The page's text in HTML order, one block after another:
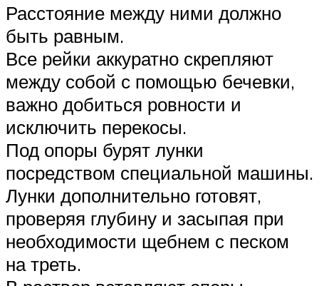
Расстояние между ними должно
быть равным.
Все рейки аккуратно скрепляют
между собой с помощью бечевки,
важно добиться ровности и
исключить перекосы.
Под опоры бурят лунки
посредством специальной машины.
Лунки дополнительно готовят,
проверяя глубину и засыпая при
необходимости щебнем с песком
на треть.